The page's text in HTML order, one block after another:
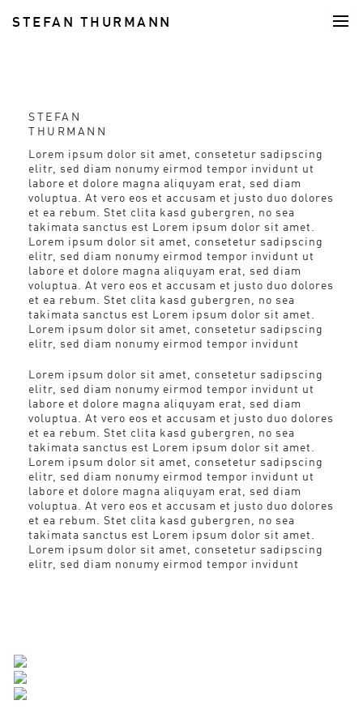
STEFAN THURMANN
FOOD
STEFAN
THURMANN
Lorem ipsum dolor sit amet, consetetur sadipscing
elitr, sed diam nonumy eirmod tempor invidunt ut
labore et dolore magna aliquyam erat, sed diam
voluptua. At vero eos et accusam et justo duo dolores
et ea rebum. Stet clita kasd gubergren, no sea
takimata sanctus est Lorem ipsum dolor sit amet.
Lorem ipsum dolor sit amet, consetetur sadipscing
elitr, sed diam nonumy eirmod tempor invidunt ut
labore et dolore magna aliquyam erat, sed diam
voluptua. At vero eos et accusam et justo duo dolores
et ea rebum. Stet clita kasd gubergren, no sea
takimata sanctus est Lorem ipsum dolor sit amet.
Lorem ipsum dolor sit amet, consetetur sadipscing
elitr, sed diam nonumy eirmod tempor invidunt
Lorem ipsum dolor sit amet, consetetur sadipscing
elitr, sed diam nonumy eirmod tempor invidunt ut
labore et dolore magna aliquyam erat, sed diam
voluptua. At vero eos et accusam et justo duo dolores
et ea rebum. Stet clita kasd gubergren, no sea
takimata sanctus est Lorem ipsum dolor sit amet.
Lorem ipsum dolor sit amet, consetetur sadipscing
elitr, sed diam nonumy eirmod tempor invidunt ut
labore et dolore magna aliquyam erat, sed diam
voluptua. At vero eos et accusam et justo duo dolores
et ea rebum. Stet clita kasd gubergren, no sea
takimata sanctus est Lorem ipsum dolor sit amet.
Lorem ipsum dolor sit amet, consetetur sadipscing
elitr, sed diam nonumy eirmod tempor invidunt